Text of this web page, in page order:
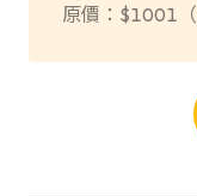
原價：$1001（